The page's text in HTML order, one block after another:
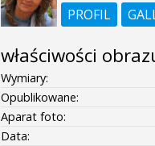
PROFIL
właściwości
Wymiary:
Opublikowane:
Aparat foto:
Data: